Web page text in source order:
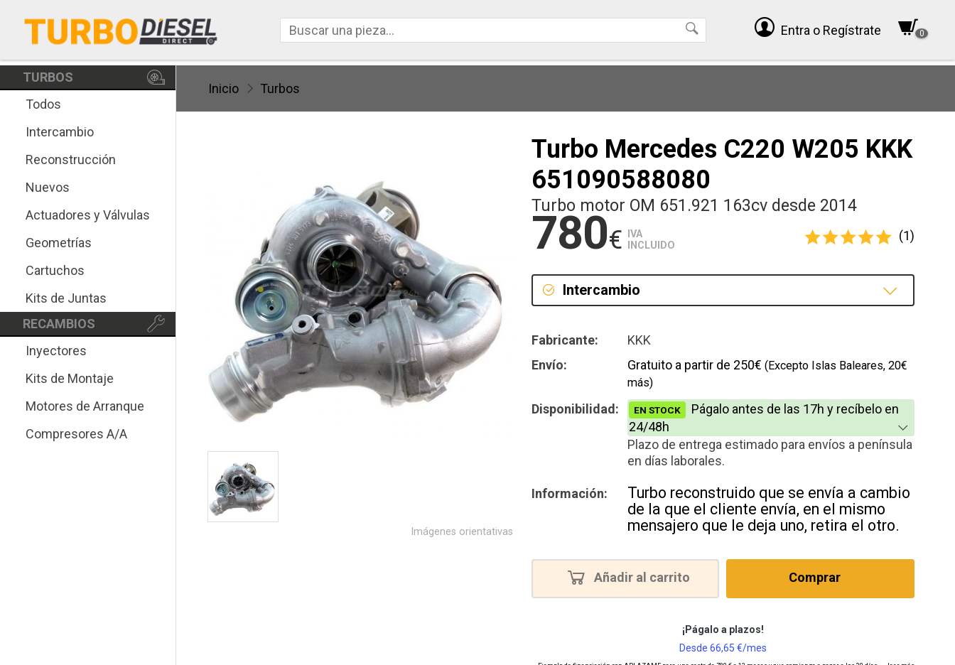
Entra o Regístrate 0
TURBOS
Todos
Intercambio
Reconstrucción
Nuevos
Actuadores y Válvulas
Geometrías
Cartuchos
Kits de Juntas
RECAMBIOS
Inyectores
Kits de Montaje
Motores de Arranque
Compresores A/A
Inicio Turbos
Turbo Mercedes C220 W205 KKK
651090588080
Turbo motor OM 651.921 163cv desde 2014
780€
IVA
INCLUIDO
(1)
Intercambio
Reconstrucción
Fabricante:
KKK
Envío:
Gratuito a partir de 250€ (Excepto Islas Baleares, 20€
más)
Disponibilidad: EN STOCK
Págalo antes de las 17h y recíbelo en
24/48h
Plazo de entrega estimado para envíos a península
en días laborales.
Información:
Turbo reconstruido que se envía a cambio
de la que el cliente envía, en el mismo
mensajero que le deja uno, retira el otro.
Añadir al carrito Comprar
Imágenes orientativas